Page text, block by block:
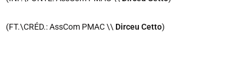
(FT.\CRÉD.: AssCom PMAC \\ Dirceu Cetto)